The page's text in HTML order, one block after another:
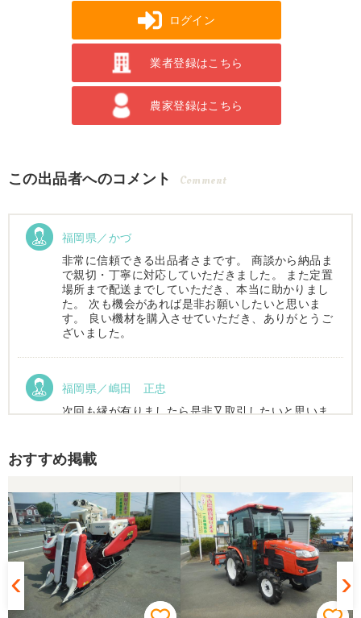
ログイン
業者登録はこちら
農家登録はこちら
この出品者へのコメント Comment
福岡県／かづ
非常に信頼できる出品者さまです。 商談から納品ま
で親切・丁寧に対応していただきました。 また定置
場所まで配送までしていただき、本当に助かりまし
た。 次も機会があれば是非お願いしたいと思いま
す。 良い機材を購入させていただき、ありがとうご
ざいました。
福岡県／嶋田 正忠
次回も縁が有りましたら是非又取引したいと思いま
色々と農機具屋さんと取引してきましたが、とても
親切で信頼のおける業者様でした。 これからもお付
き合いしたいと、思います。 有り難うございまし
た。
福岡県／中津かき
おすすめ掲載